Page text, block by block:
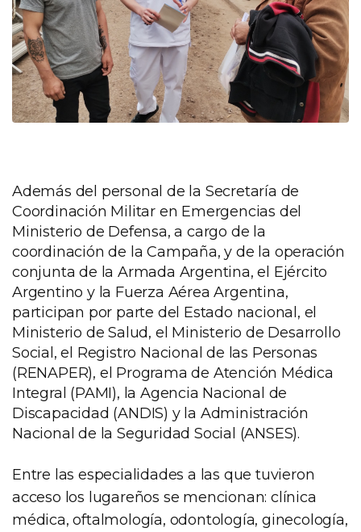
Además del personal de la Secretaría de
Coordinación Militar en Emergencias del
Ministerio de Defensa, a cargo de la
coordinación de la Campaña, y de la operación
conjunta de la Armada Argentina, el Ejército
Argentino y la Fuerza Aérea Argentina,
participan por parte del Estado nacional, el
Ministerio de Salud, el Ministerio de Desarrollo
Social, el Registro Nacional de las Personas
(RENAPER), el Programa de Atención Médica
Integral (PAMI), la Agencia Nacional de
Discapacidad (ANDIS) y la Administración
Nacional de la Seguridad Social (ANSES).
Entre las especialidades a las que tuvieron
acceso los lugareños se mencionan: clínica
médica, oftalmología, odontología, ginecología,